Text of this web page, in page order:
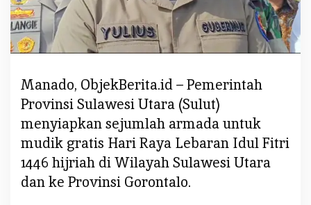
r
o
S
u
t
i
a
p
Manado, ObjekBerita.id – Pemerintah
Provinsi Sulawesi Utara (Sulut)
menyiapkan sejumlah armada untuk
mudik gratis Hari Raya Lebaran Idul Fitri
1446 hijriah di Wilayah Sulawesi Utara
dan ke Provinsi Gorontalo.